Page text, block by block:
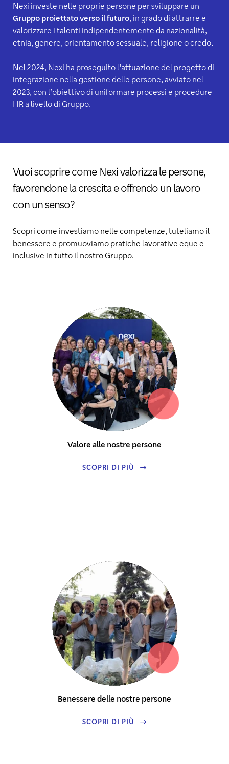
Nexi investe nelle proprie persone per sviluppare un
Gruppo proiettato verso il futuro, in grado di attrarre e
valorizzare i talenti indipendentemente da nazionalità,
etnia, genere, orientamento sessuale, religione o credo.
Nel 2024, Nexi ha proseguito l’attuazione del progetto di
integrazione nella gestione delle persone, avviato nel
2023, con l’obiettivo di uniformare processi e procedure
HR a livello di Gruppo.
Vuoi scoprire come Nexi valorizza le persone,
favorendone la crescita e offrendo un lavoro
con un senso?
Scopri come investiamo nelle competenze, tuteliamo il
benessere e promuoviamo pratiche lavorative eque e
inclusive in tutto il nostro Gruppo.
Valore alle nostre persone
SCOPRI DI PIÙ
Benessere delle nostre persone
SCOPRI DI PIÙ